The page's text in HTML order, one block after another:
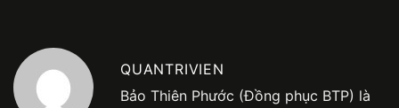
QUANTRIVIEN
Bảo Thiên Phước (Đồng phục BTP) là